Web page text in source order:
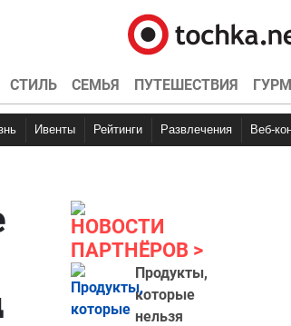
СТИЛЬ СЕМЬЯ ПУТЕШЕСТВИЯ
Ивенты Рейтинги Развлечения Веб-
НОВОСТИ
ПАРТНЁРОВ
Продукты,
которые
нельзя